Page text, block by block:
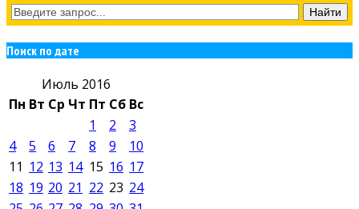
Поиск по дате
Июль 2016
Пн Вт Ср Чт Пт Сб Вс
1 2
3
4
5 6 7 8 9
10
11 12 13 14 15 16 17
18 19 20 21 22 23 24